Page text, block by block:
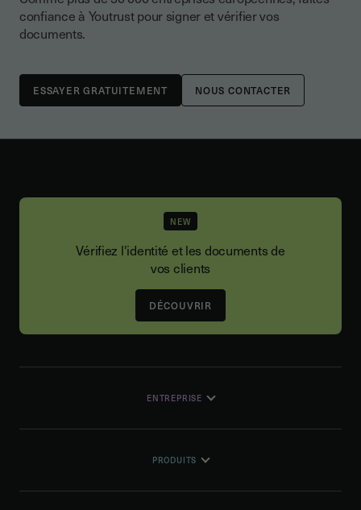
confiance à Youtrust pour signer et vérifier vos
documents.
NOUS CONTACTER
NEW
Vérifiez l'identité et les documents de
vos clients
DÉCOUVRIR
ENTREPRISE
PRODUITS